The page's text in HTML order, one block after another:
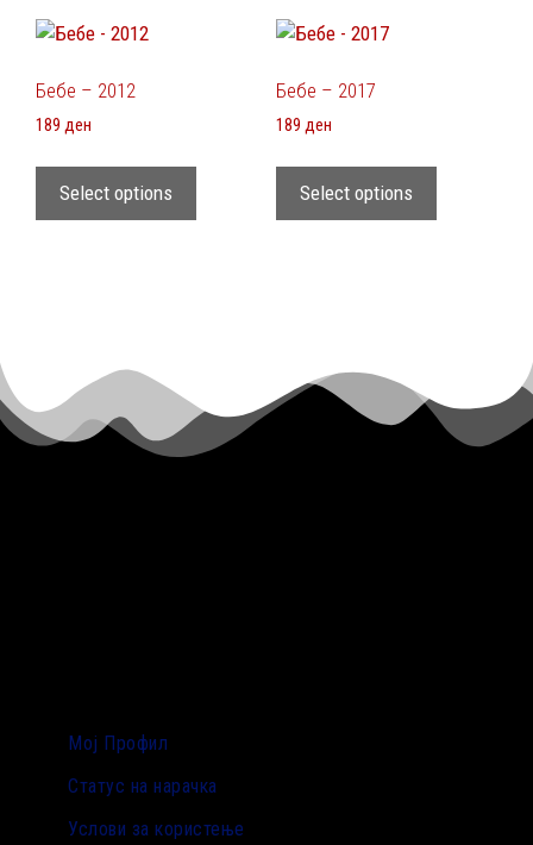
Бебе – 2012
189 ден
Select options
Бебе – 2017
189 ден
Select options
Мој Профил
Статус на нарачка
Услови за користење